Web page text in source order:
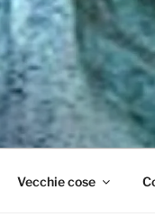
Vecchie cose